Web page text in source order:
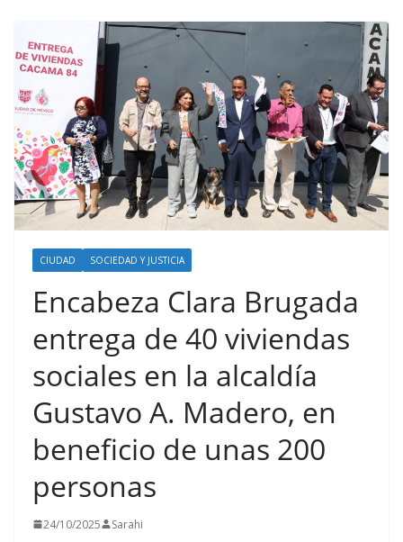
CIUDAD SOCIEDAD Y JUSTICIA
Encabeza Clara Brugada
entrega de 40 viviendas
sociales en la alcaldía
Gustavo A. Madero, en
beneficio de unas 200
personas
24/10/2025 Sarahi